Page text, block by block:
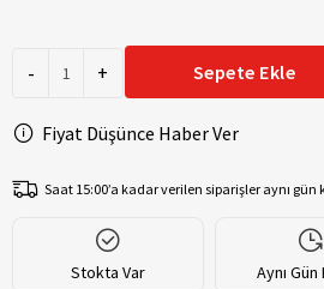
- + Sepete Ekle
Fiyat Düşünce Haber Ver
Saat 15:00’a kadar verilen siparişler aynı gün
Stokta Var Aynı